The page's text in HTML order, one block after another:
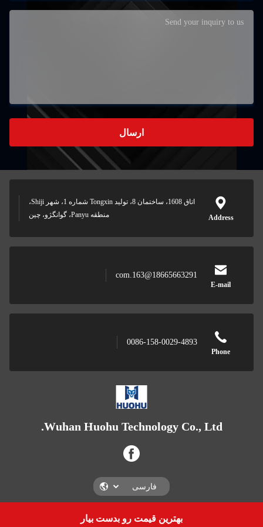
بهترین قیمت رو بدست بیار
ارسال
Address
اتاق 1608، ساختمان 8، توليد Tongxin شماره 1، شهر Shiji،
منطقه Panyu، گوانگژو، چين
E-mail
18665663291@163.com
Phone
0086-158-0029-4893
Wuhan Huohu Technology Co., Ltd.
Wuhan Huohu Technology Co., Ltd.
Get a Quote